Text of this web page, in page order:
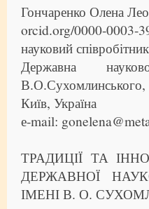
Гончаренко Олена
orcid.org/0000-0003-
науковий
Державна
В.О.Сухомлинського,
Київ, Україна
е-mail:
ТРАДИЦІЇ ТА
ДЕРЖАВНОЇ
ІМЕНІ В. О.